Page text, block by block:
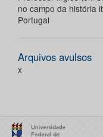
no campo da história
Portugal
Arquivos avulsos
x